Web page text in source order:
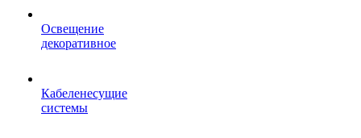
Освещение
декоративное
Кабеленесущие
системы